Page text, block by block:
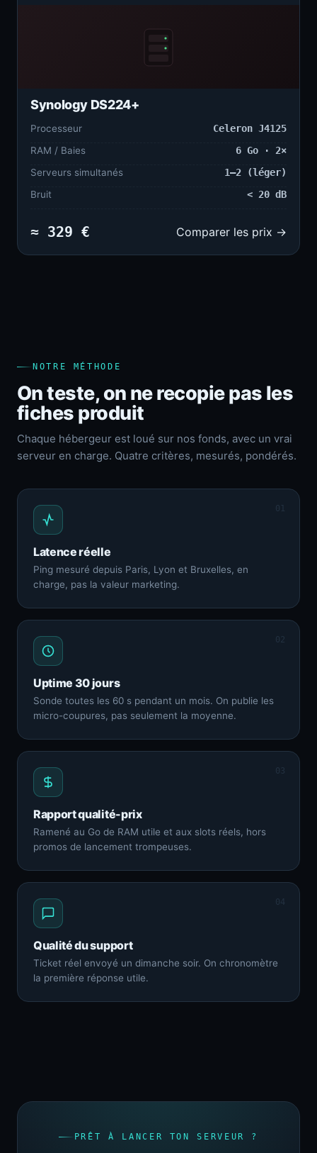
Synology DS224+
Processeur
Celeron J4125
RAM / Baies
6 Go · 2×
Serveurs simultanés
1–2 (léger)
Bruit
< 20 dB
≈ 329 € Comparer les prix →
NOTRE MÉTHODE
On teste, on ne recopie pas les
fiches produit
Chaque hébergeur est loué sur nos fonds, avec un vrai
serveur en charge. Quatre critères, mesurés, pondérés.
01
Latence réelle
Ping mesuré depuis Paris, Lyon et Bruxelles, en
charge, pas la valeur marketing.
02
Uptime 30 jours
Sonde toutes les 60 s pendant un mois. On publie les
micro-coupures, pas seulement la moyenne.
03
Rapport qualité-prix
Ramené au Go de RAM utile et aux slots réels, hors
promos de lancement trompeuses.
04
Qualité du support
Ticket réel envoyé un dimanche soir. On chronomètre
la première réponse utile.
PRÊT À LANCER TON SERVEUR ?